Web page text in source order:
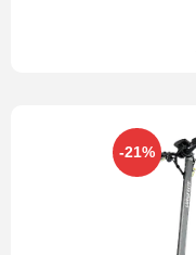
-21%